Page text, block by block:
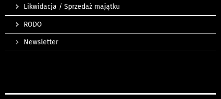
Likwidacja / Sprzedaż majątku
RODO
Newsletter